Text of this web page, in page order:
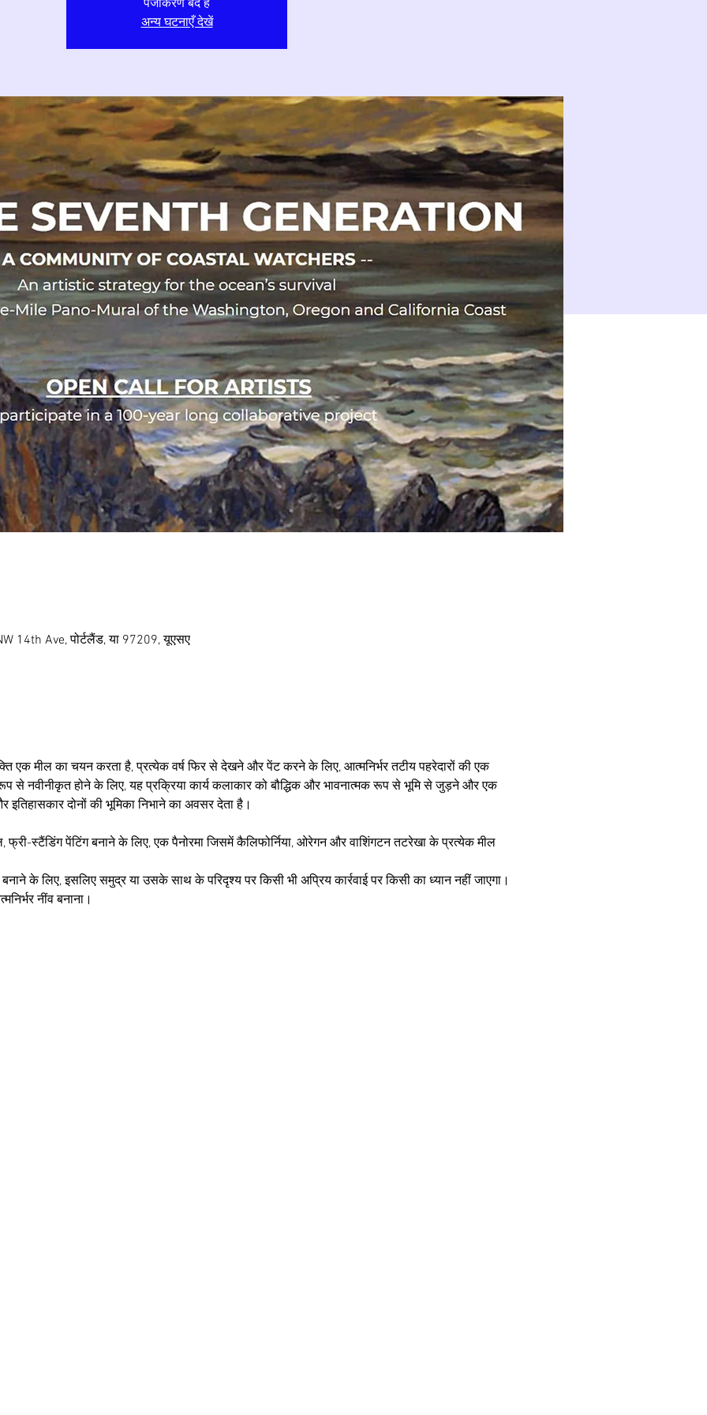
पंजीकरण बंद है
अन्य घटनाएँ देखें
14th Ave, पोर्टलैंड, या 97209, यूएसए
एक मील का चयन करता है, प्रत्येक वर्ष फिर से देखने और पेंट करने के लिए, आत्मनिर्भर तटीय पहरेदारों की एक
रूप से नवीनीकृत होने के लिए, यह प्रक्रिया कार्य कलाकार को बौद्धिक और भावनात्मक रूप से भूमि से जुड़ने और एक
इतिहासकार दोनों की भूमिका निभाने का अवसर देता है।
फ्री-स्टैंडिंग पेंटिंग बनाने के लिए, एक पैनोरमा जिसमें कैलिफोर्निया, ओरेगन और वाशिंगटन तटरेखा के प्रत्येक मील
बनाने के लिए, इसलिए समुद्र या उसके साथ के परिदृश्य पर किसी भी अप्रिय कार्रवाई पर किसी का ध्यान नहीं जाएगा।
नींव बनाना।